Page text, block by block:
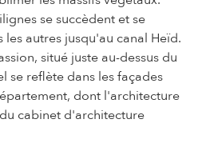
se succèdent et se
les autres jusqu'au canal Heïd.
situé juste au-dessus du
se reflète dans les façades
dont l'architecture
cabinet d'architecture